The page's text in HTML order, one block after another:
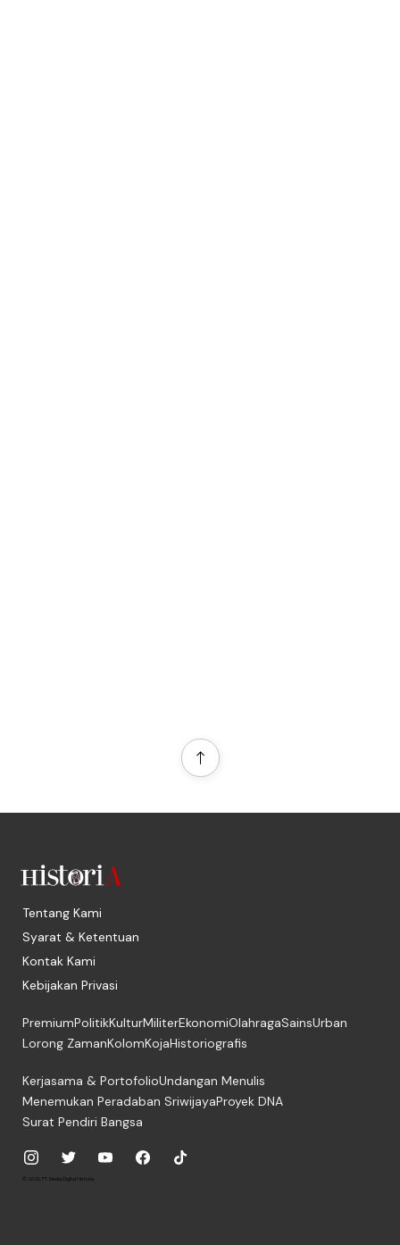
Tentang Kami
Syarat & Ketentuan
Kontak Kami
Kebijakan Privasi
PremiumPolitikKulturMiliterEkonomiOlahragaSainsUrban
Lorong ZamanKolomKojaHistoriografis
Kerjasama & PortofolioUndangan Menulis
Menemukan Peradaban SriwijayaProyek DNA
Surat Pendiri Bangsa
© 2026, PT. Media Digital Historia.